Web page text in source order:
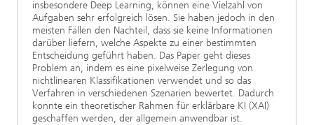
insbesondere Deep Learning, können eine Vielzahl von
Aufgaben sehr erfolgreich lösen. Sie haben jedoch in den
meisten Fällen den Nachteil, dass sie keine Informationen
darüber liefern, welche Aspekte zu einer bestimmten
Entscheidung geführt haben. Das Paper geht dieses
Problem an, indem es eine pixelweise Zerlegung von
nichtlinearen Klassifikationen verwendet und so das
Verfahren in verschiedenen Szenarien bewertet. Dadurch
konnte ein theoretischer Rahmen für erklärbare KI (XAI)
geschaffen werden, der allgemein anwendbar ist.